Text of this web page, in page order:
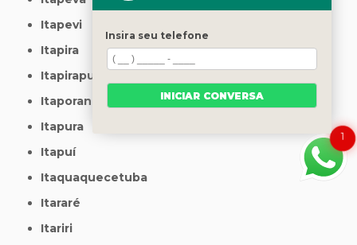
Itapevi
Itapira
Itapirapuã Paulista
Itaporanga
Itapura
Itapuí
Itaquaquecetuba
Itararé
Itariri
1
Insira seu telefone
INICIAR CONVERSA